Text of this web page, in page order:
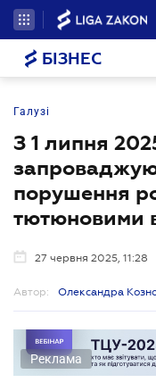
БІЗНЕС
Галузі
З 1 липня
порушення
тютюновими
27 червня 2025, 11:28
Автор: Олександра
Реклама